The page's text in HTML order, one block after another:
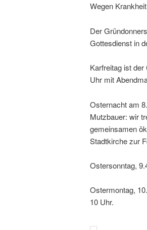
Wegen
Der
Gottesdienst in
Karfreitag ist
Uhr mit
Osternacht am
Mutzbauer: wir
gemeinsamen
Stadtkirche zur
Ostersonntag,
Ostermontag,
10 Uhr.